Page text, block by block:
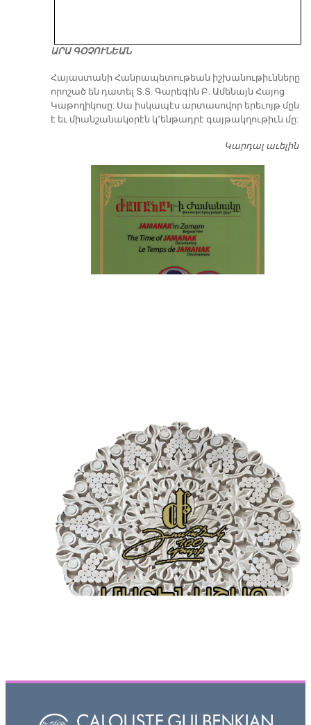
ԱՐԱ ԳՕՉՈՒՆԵԱՆ
​Հայաստանի Հանրապետութեան իշխանութիւնները
որոշած են դատել Տ.Տ. Գարեգին Բ. Ամենայն Հայոց
Կաթողիկոսը: Սա իսկապէս արտասովոր երեւոյթ մըն
է եւ միանշանակօրէն կ՚ենթադրէ գայթակղութիւն մը:
Կարդալ աւելին